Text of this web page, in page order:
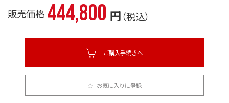
販売価格 444,800 円（税込）
ご購入手続きへ
お気に入りに登録